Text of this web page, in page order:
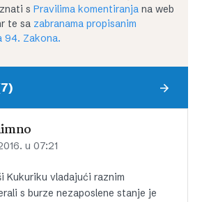
s Pravilima komentiranja na web
te sa zabranama propisanim
94. Zakona.
u 07:21
Kukuriku vladajući raznim
s burze nezaposlene stanje je